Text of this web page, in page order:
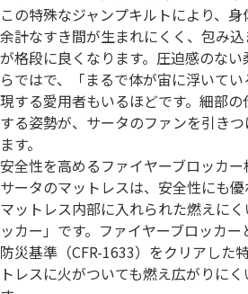
この特殊なジャンプキルトにより、
余計なすき間が生まれにくく、包み
が格段に良くなります。圧迫感のな
らではで、「まるで体が宙に浮いて
現する愛用者もいるほどです。細部
する姿勢が、サータのファンを引き
ます。
安全性を高めるファイヤーブロッカ
サータのマットレスは、安全性にも
マットレス内部に入れられた燃えに
ッカー」です。ファイヤーブロッカ
防災基準（CFR-1633）をクリアした
トレスに火がついても燃え広がりに